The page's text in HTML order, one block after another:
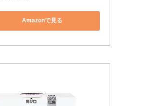
Amazonで見る